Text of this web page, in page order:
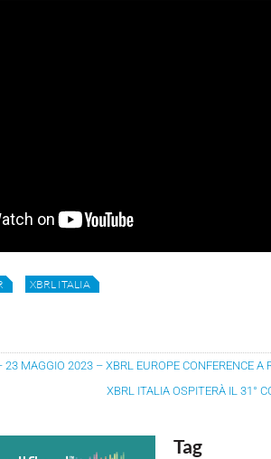
XBRL ITALIA
23 MAGGIO 2023 – XBRL EUROPE CONFERENCE A
XBRL ITALIA OSPITERÀ IL 31°
Tag